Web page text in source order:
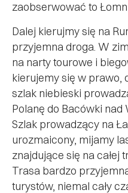
zaobserwować to
Dalej kierujmy się na
przyjemna droga. W
na narty tourowe i
kierujemy się w prawo,
szlak niebieski
Polanę do Bacówki nad
Szlak prowadzący na
urozmaicony, mijamy
znajdujące się na całej
Trasa bardzo
turystów, niemal cały